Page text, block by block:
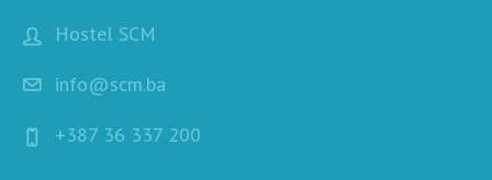
Hostel SCM
info@scm.ba
+387 36 337 200